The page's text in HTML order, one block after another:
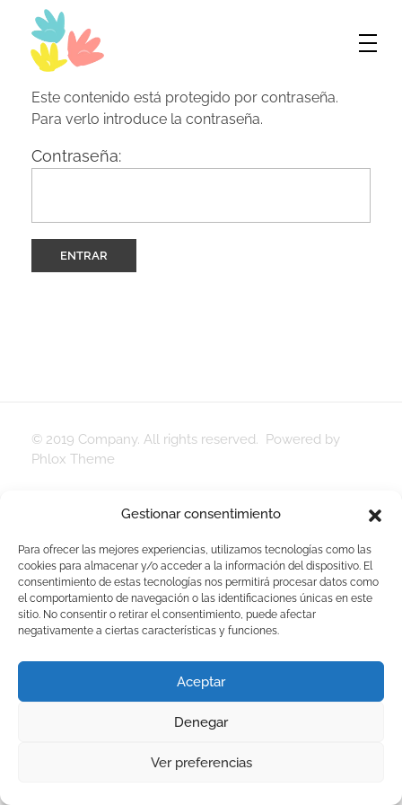
Gestionar consentimiento
Para ofrecer las mejores experiencias, utilizamos tecnologías como las
cookies para almacenar y/o acceder a la información del dispositivo. El
consentimiento de estas tecnologías nos permitirá procesar datos como
el comportamiento de navegación o las identificaciones únicas en este
sitio. No consentir o retirar el consentimiento, puede afectar
negativamente a ciertas características y funciones.
Aceptar
Denegar
Ver preferencias
Este contenido está protegido por contraseña.
Para verlo introduce la contraseña.
Contraseña:
© 2019 Company. All rights reserved. Powered by
Phlox Theme